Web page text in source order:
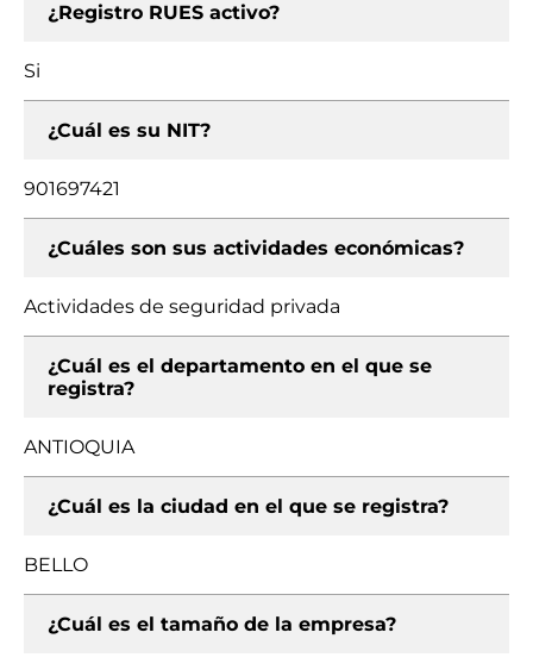
¿Registro RUES activo?
Si
¿Cuál es su NIT?
901697421
¿Cuáles son sus actividades económicas?
Actividades de seguridad privada
¿Cuál es el departamento en el que se
registra?
ANTIOQUIA
¿Cuál es la ciudad en el que se registra?
BELLO
¿Cuál es el tamaño de la empresa?